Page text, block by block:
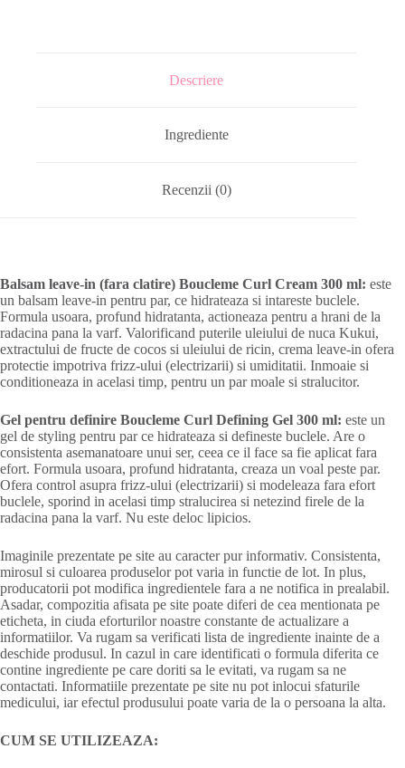
Descriere
Ingrediente
Recenzii (0)
Balsam leave-in (fara clatire) Boucleme Curl Cream 300 ml: este
un balsam leave-in pentru par, ce hidrateaza si intareste buclele.
Formula usoara, profund hidratanta, actioneaza pentru a hrani de la
radacina pana la varf. Valorificand puterile uleiului de nuca Kukui,
extractului de fructe de cocos si uleiului de ricin, crema leave-in ofera
protectie impotriva frizz-ului (electrizarii) si umiditatii. Inmoaie si
conditioneaza in acelasi timp, pentru un par moale si stralucitor.
Gel pentru definire Boucleme Curl Defining Gel 300 ml: este un
gel de styling pentru par ce hidrateaza si defineste buclele. Are o
consistenta asemanatoare unui ser, ceea ce il face sa fie aplicat fara
efort. Formula usoara, profund hidratanta, creaza un voal peste par.
Ofera control asupra frizz-ului (electrizarii) si modeleaza fara efort
buclele, sporind in acelasi timp stralucirea si netezind firele de la
radacina pana la varf. Nu este deloc lipicios.
Imaginile prezentate pe site au caracter pur informativ. Consistenta,
mirosul si culoarea produselor pot varia in functie de lot. In plus,
producatorii pot modifica ingredientele fara a ne notifica in prealabil.
Asadar, compozitia afisata pe site poate diferi de cea mentionata pe
eticheta, in ciuda eforturilor noastre constante de actualizare a
informatiilor. Va rugam sa verificati lista de ingrediente inainte de a
deschide produsul. In cazul in care identificati o formula diferita ce
contine ingrediente pe care doriti sa le evitati, va rugam sa ne
contactati. Informatiile prezentate pe site nu pot inlocui sfaturile
medicului, iar efectul produsului poate varia de la o persoana la alta.
CUM SE UTILIZEAZA: